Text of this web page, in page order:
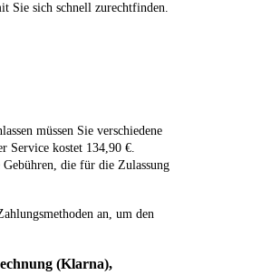
Sie sich schnell zurechtfinden.
müssen Sie verschiedene
Service kostet 134,90 €.
die für die Zulassung
an, um den
(Klarna),